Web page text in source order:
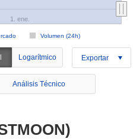
Volumen (24h)
1. ene.
Logarítmico Exportar
Análisis Técnico